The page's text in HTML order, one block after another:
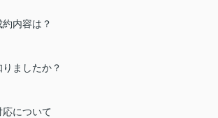
内容は？
ましたか？
について